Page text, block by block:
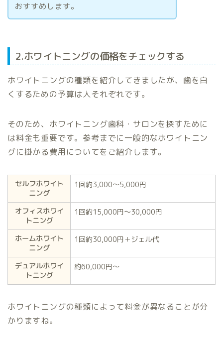
おすすめします。
2.ホワイトニングの価格をチェックする
ホワイトニングの種類を紹介してきましたが、歯を白
くするための予算は人それぞれです。
そのため、ホワイトニング歯科・サロンを探すために
は料金も重要です。参考までに一般的なホワイトニン
グに掛かる費用についてをご紹介します。
セルフホワイト
ニング
1回約3,000〜5,000円
オフィスホワイ
トニング
1回約15,000円〜30,000円
ホームホワイト
ニング
1回約30,000円＋ジェル代
デュアルホワイ
トニング
約60,000円〜
ホワイトニングの種類によって料金が異なることが分
かりますね。